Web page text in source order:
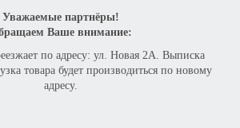
Уважаемые партнёры!
Ваше внимание:
по адресу: ул. Новая 2А. Выписка
товара будет производиться по новому
адресу.